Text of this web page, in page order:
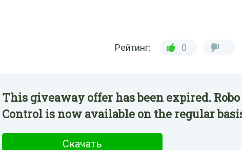
Рейтинг: 0
This giveaway offer has been expired. Robo
Control is now available on the regular
Скачать